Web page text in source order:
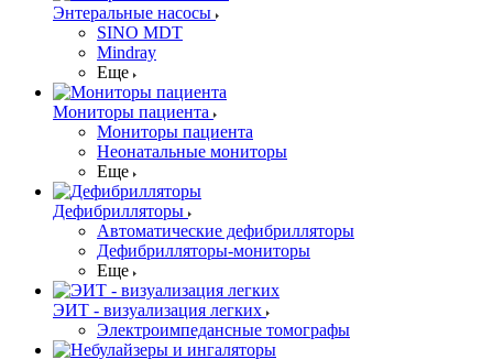
Энтеральные насосы
SINO MDT
Mindray
Еще
Мониторы пациента
Мониторы пациента
Неонатальные мониторы
Еще
Дефибрилляторы
Автоматические дефибрилляторы
Дефибрилляторы-мониторы
Еще
ЭИТ - визуализация легких
Электроимпедансные томографы